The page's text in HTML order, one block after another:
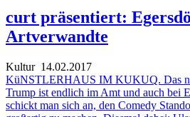
curt präsentiert:
Artverwandte
Kultur14.02.2017
KüNSTLERHAUS IM KUKUQ. Das
Trump ist endlich im Amt und auch bei
schickt man sich an, den Comedy